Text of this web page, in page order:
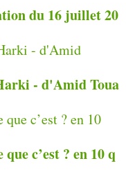
du 16 juillet 20
- d'Amid Toua
c’est ? en 10 q